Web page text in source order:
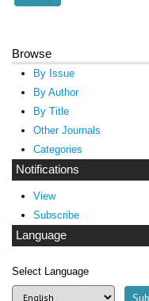
Browse
By Issue
By Author
By Title
Other Journals
Categories
Notifications
View
Subscribe
Language
Select Language